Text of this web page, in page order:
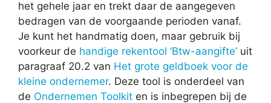
het gehele jaar en trekt daar de aangegeven
bedragen van de voorgaande perioden vanaf.
Je kunt het handmatig doen, maar gebruik bij
voorkeur de handige rekentool ‘Btw-aangifte’ uit
paragraaf 20.2 van Het grote geldboek voor de
kleine ondernemer. Deze tool is onderdeel van
de Ondernemen Toolkit en is inbegrepen bij de